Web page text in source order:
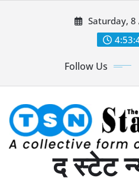
Saturday, 8
Follow Us
द स्टेट